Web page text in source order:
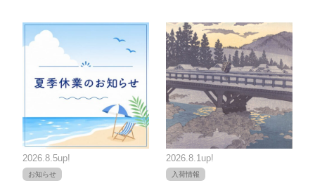
2026.8.5up!
お知らせ
2026.8.1up!
入荷情報